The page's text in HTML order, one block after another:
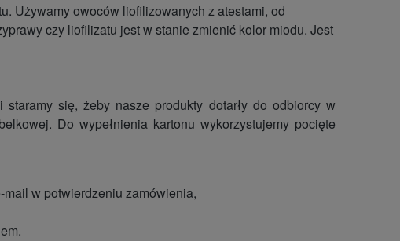
Używamy owoców liofilizowanych z atestami, od
czy liofilizatu jest w stanie zmienić kolor miodu. Jest
się, żeby nasze produkty dotarły do odbiorcy w
Do wypełnienia kartonu wykorzystujemy pocięte
w potwierdzeniu zamówienia,